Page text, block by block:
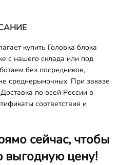
купить Головка блока
с нашего склада или под
без посредников,
среднерыночных. При заказе
по всей России в
соответствия и
сейчас, чтобы
выгодную цену!